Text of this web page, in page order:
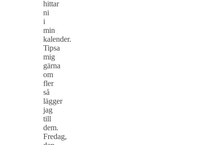
hittar
ni
i
min
kalender.
Tipsa
mig
gärna
om
fler
så
lägger
jag
till
dem.
Fredag,